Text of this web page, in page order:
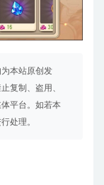
本站原创发
复制、盗用、
平台。如若本
处理。